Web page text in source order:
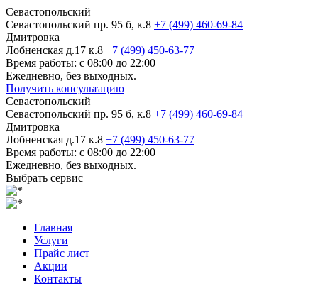
Севастопольский
Севастопольский пр. 95 б, к.8 +7 (499) 460-69-84
Дмитровка
Лобненская д.17 к.8 +7 (499) 450-63-77
Время работы: с 08:00 до 22:00
Ежедневно, без выходных.
Получить консультацию
Севастопольский
Севастопольский пр. 95 б, к.8 +7 (499) 460-69-84
Дмитровка
Лобненская д.17 к.8 +7 (499) 450-63-77
Время работы: с 08:00 до 22:00
Ежедневно, без выходных.
Выбрать сервис
Главная
Услуги
Прайс лист
Акции
Контакты